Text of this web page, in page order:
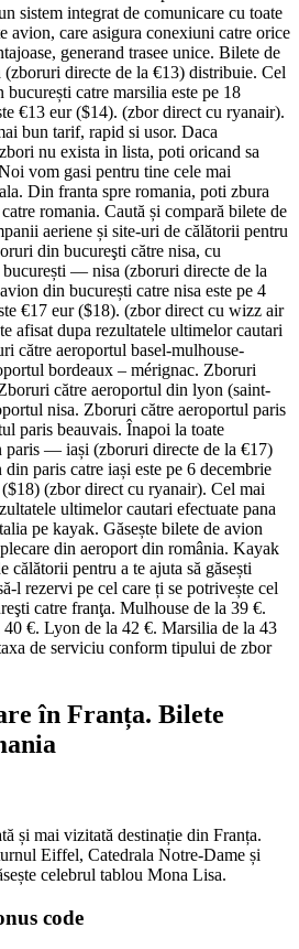
sistem integrat de comunicare cu toate
avion, care asigura conexiuni catre orice
generand trasee unice. Bilete de
directe de la €13) distribuie. Cel
catre marsilia este pe 18
€13 eur ($14). (zbor direct cu ryanair).
bun tarif, rapid si usor. Daca
nu exista in lista, poti oricand sa
vom gasi pentru tine cele mai
Din franta spre romania, poti zbura
romania. Caută și compară bilete de
aeriene și site-uri de călătorii pentru
din bucureşti către nisa, cu
— nisa (zboruri directe de la
din bucurești catre nisa este pe 4
€17 eur ($18). (zbor direct cu wizz air
afisat dupa rezultatele ultimelor cautari
către aeroportul basel-mulhouse-
bordeaux – mérignac. Zboruri
către aeroportul din lyon (saint-
nisa. Zboruri către aeroportul paris
paris beauvais. Înapoi la toate
paris — iași (zboruri directe de la €17)
paris catre iași este pe 6 decembrie
(zbor direct cu ryanair). Cel mai
ultimelor cautari efectuate pana
pe kayak. Găsește bilete de avion
din aeroport din românia. Kayak
călătorii pentru a te ajuta să găsești
l rezervi pe cel care ți se potrivește cel
catre franţa. Mulhouse de la 39 €.
€. Lyon de la 42 €. Marsilia de la 43
de serviciu conform tipului de zbor
în Franța. Bilete
și mai vizitată destinație din Franța.
Eiffel, Catedrala Notre-Dame și
celebrul tablou Mona Lisa.
code